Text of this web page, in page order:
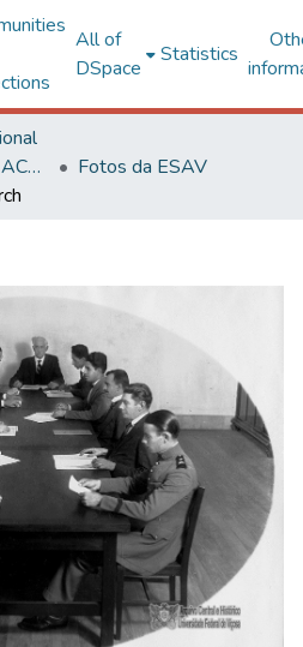
All of
DSpace
Statistics
Acervo Fotográfico do ACH-UFV
Fotos da ESAV